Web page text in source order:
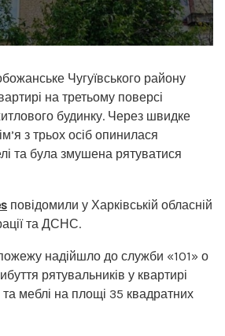
Чугуївського району
на третьому поверсі
будинку. Через швидке
з трьох осіб опинилася
та була змушена рятуватися
повідомили у Харківській обласній
та ДСНС.
надійшло до служби «101» о
рятувальників у квартирі
та меблі на площі 35 квадратних